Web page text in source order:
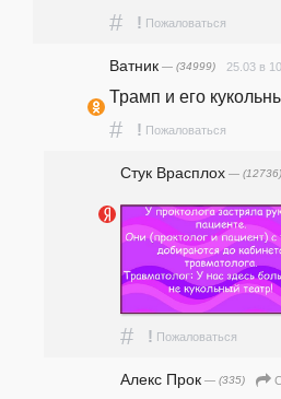
# ! Пожаловаться
Ватник — (34999) 25.03 в
Трамп и его
# ! Пожаловаться
Стук Врасплох — (12736)
# ! Пожаловаться
Алекс Прок — (335)